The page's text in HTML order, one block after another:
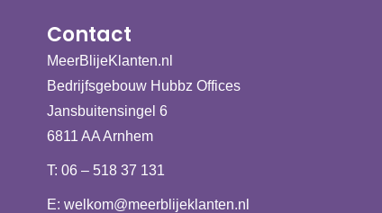
Contact
MeerBlijeKlanten.nl
Bedrijfsgebouw Hubbz Offices
Jansbuitensingel 6
6811 AA Arnhem
T: 06 – 518 37 131
E: welkom@meerblijeklanten.nl